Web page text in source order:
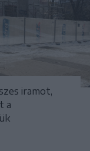
iramot,
a